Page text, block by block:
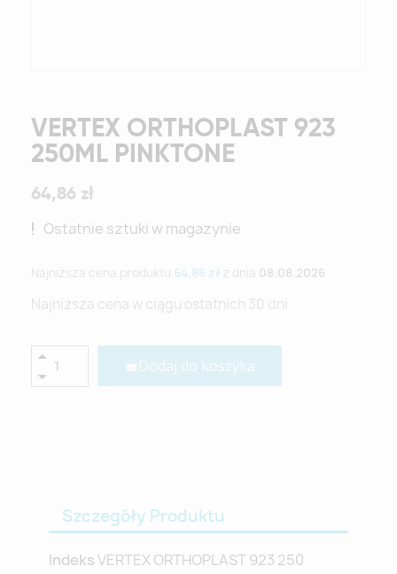
VERTEX ORTHOPLAST 923
250ML PINKTONE
64,86 zł
Ostatnie sztuki w magazynie
Najniższa cena produktu 64,86 zł z dnia 08.08.2026
Najniższa cena w ciągu ostatnich 30 dni
Dodaj do koszyka
Szczegóły Produktu
IndeksVERTEX ORTHOPLAST 923 250